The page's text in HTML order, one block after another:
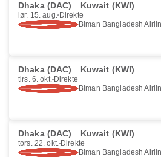
Dhaka (DAC) Kuwait (KWI)
lør. 15. aug. Direkte
Biman Bangladesh
Dhaka (DAC) Kuwait (KWI)
tirs. 6. okt. Direkte
Biman Bangladesh
Dhaka (DAC) Kuwait (KWI)
tors. 22. okt. Direkte
Biman Bangladesh